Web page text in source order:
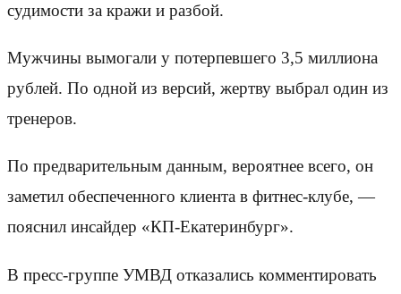
судимости за кражи и разбой.
Мужчины вымогали у потерпевшего 3,5 миллиона
рублей. По одной из версий, жертву выбрал один из
тренеров.
По предварительным данным, вероятнее всего, он
заметил обеспеченного клиента в фитнес-клубе, —
пояснил инсайдер «КП-Екатеринбург».
В пресс-группе УМВД отказались комментировать